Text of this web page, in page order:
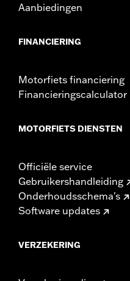
Aanbiedingen
FINANCIERING
Motorfiets financiering
Financieringscalculator
MOTORFIETS DIENSTEN
Officiële service
Gebruikershandleiding
Onderhoudsschema's
Software updates
VERZEKERING